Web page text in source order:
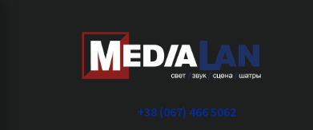
+38 (067) 466 5062